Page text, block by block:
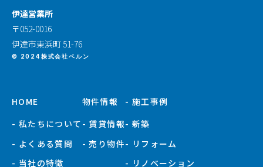
伊達営業所
〒052-0016
伊達市東浜町 51-76
© 2024株式会社ベルン
HOME
- 私たちについて
- よくある質問
- 当社の特徴
物件情報
- 賃貸情報
- 売り物件
- 施工事例
- 新築
- リフォーム
- リノベーション